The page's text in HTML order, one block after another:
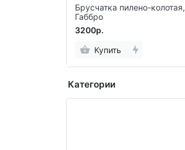
Брусчатка пилено-колотая,
Габбро
3200р.
Купить
Категории